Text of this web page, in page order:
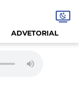
ADVETORIAL